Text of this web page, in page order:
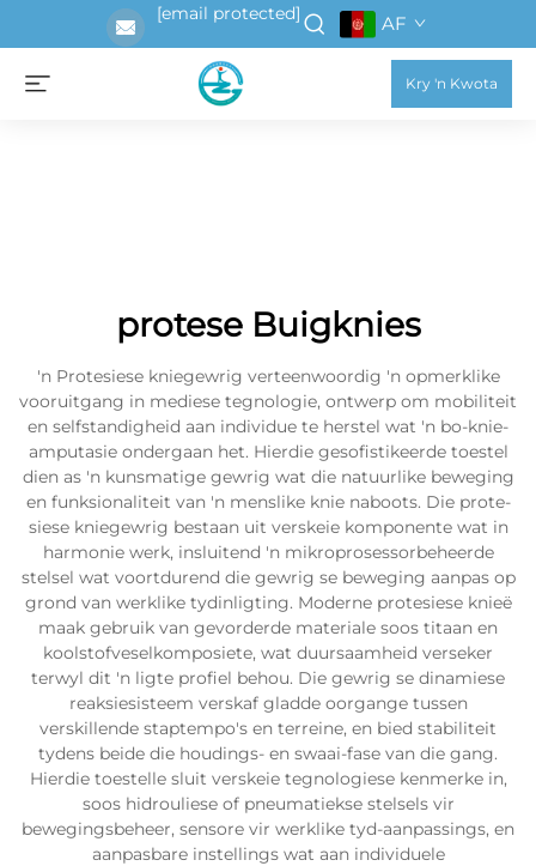
[email protected] AF
Kry 'n Kwota
protese Buigknies
'n Protesiese kniegewrig verteenwoordig 'n opmerklike
vooruitgang in mediese tegnologie, ontwerp om mobiliteit
en selfstandigheid aan individue te herstel wat 'n bo-knie-
amputasie ondergaan het. Hierdie gesofistikeerde toestel
dien as 'n kunsmatige gewrig wat die natuurlike beweging
en funksionaliteit van 'n menslike knie naboots. Die prote­
siese kniegewrig bestaan uit verskeie komponente wat in
harmonie werk, insluitend 'n mikroprosessorbeheerde
stelsel wat voortdurend die gewrig se beweging aanpas op
grond van werklike tydinligting. Moderne prote­siese knieë
maak gebruik van gevorderde materiale soos titaan en
koolstofveselkomposiete, wat duursaamheid verseker
terwyl dit 'n ligte profiel behou. Die gewrig se dinamiese
reaksiesisteem verskaf gladde oorgange tussen
verskillende staptempo's en terreine, en bied stabiliteit
tydens beide die houdings- en swaai-fase van die gang.
Hierdie toestelle sluit verskeie tegnologiese kenmerke in,
soos hidrouliese of pneumatiekse stelsels vir
bewegingsbeheer, sensore vir werklike tyd-aanpassings, en
aanpasbare instellings wat aan individuele